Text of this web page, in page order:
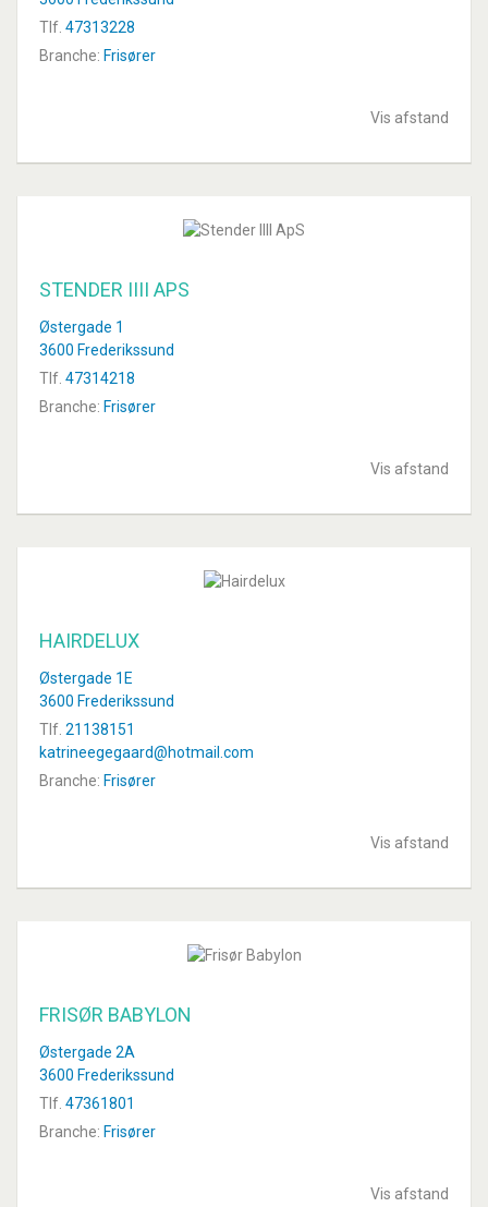
Tlf. 47313228
Branche: Frisører
Vis afstand
STENDER IIII APS
Østergade 1
3600 Frederikssund
Tlf. 47314218
Branche: Frisører
Vis afstand
HAIRDELUX
Østergade 1E
3600 Frederikssund
Tlf. 21138151
katrineegegaard@hotmail.com
Branche: Frisører
Vis afstand
FRISØR BABYLON
Østergade 2A
3600 Frederikssund
Tlf. 47361801
Branche: Frisører
Vis afstand